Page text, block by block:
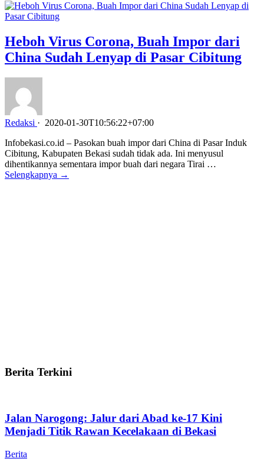
Heboh Virus Corona, Buah Impor dari
China Sudah Lenyap di Pasar Cibitung
Redaksi · 2020-01-30T10:56:22+07:00
Infobekasi.co.id – Pasokan buah impor dari China di Pasar Induk
Cibitung, Kabupaten Bekasi sudah tidak ada. Ini menyusul
dihentikannya sementara impor buah dari negara Tirai …
Selengkapnya →
Berita Terkini
Jalan Narogong: Jalur dari Abad ke-17 Kini
Menjadi Titik Rawan Kecelakaan di Bekasi
Berita